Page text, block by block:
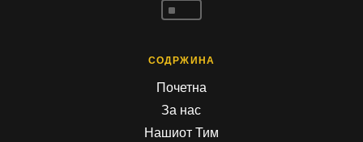
^
СОДРЖИНА
Почетна
За нас
Нашиот Тим